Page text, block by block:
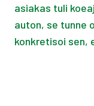
asiakas tuli
auton, se tunne
konkretisoi sen,